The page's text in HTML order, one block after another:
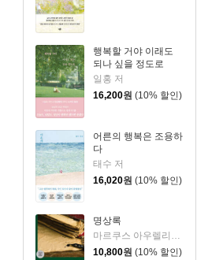
행복할 거야 이래도
되나 싶을 정도로
일홍 저
16,200원 (10% 할인)
어른의 행복은 조용하
다
태수 저
16,020원 (10% 할인)
명상록
마르쿠스 아우렐리우스 저/박문재 역
10,800원 (10% 할인)